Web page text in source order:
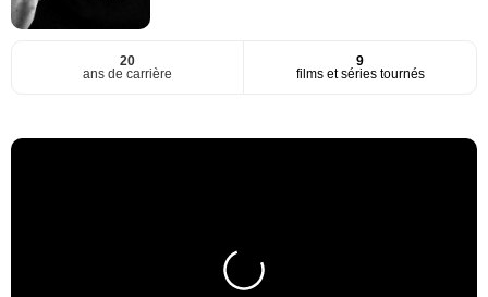
20
ans de carrière
9
films et séries tournés